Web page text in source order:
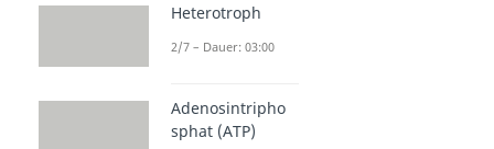
Heterotroph
2/7 – Dauer: 03:00
Adenosintripho
sphat (ATP)